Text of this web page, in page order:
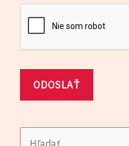
ODOSLAŤ